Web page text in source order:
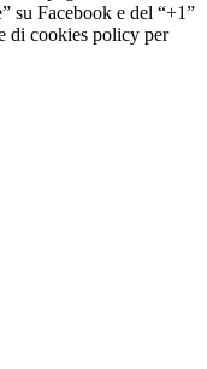
su Facebook e del “+1”
di cookies policy per